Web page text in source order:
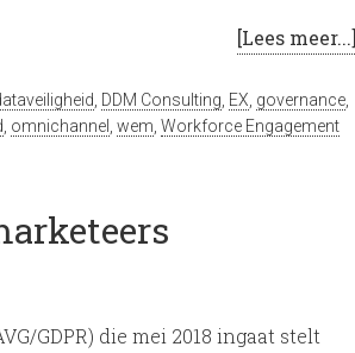
[Lees meer...]
DDM Consulting EX governance
omnichannel wem Workforce Engagement
GDPR) die mei 2018 ingaat stelt